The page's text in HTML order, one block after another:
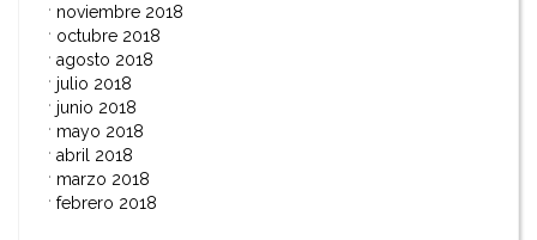
noviembre 2018
octubre 2018
agosto 2018
julio 2018
junio 2018
mayo 2018
abril 2018
marzo 2018
febrero 2018